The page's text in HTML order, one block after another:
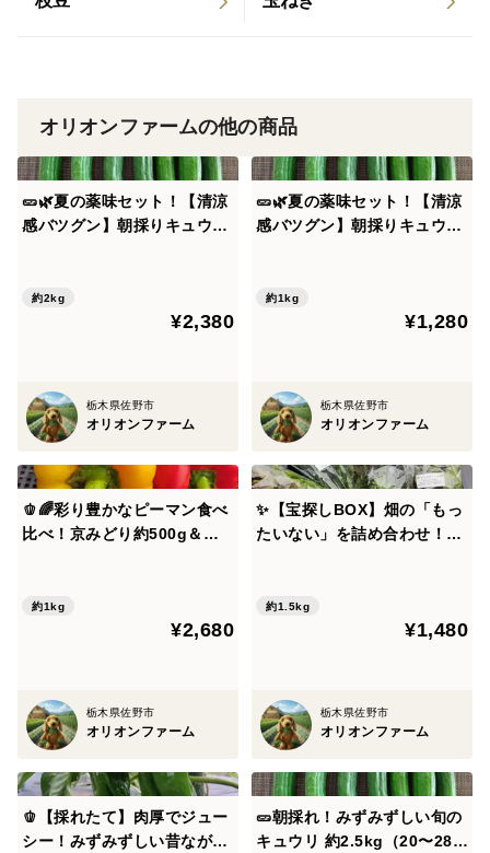
パスタ
茎がしっかりしている場合は、少し長めに茹でるか、
ピーラーで茎の皮をさっと剥くと、アスパラのようなホ
クホクとした食感でさらに美味しく召し上がれます。
⚠️ 注意事項
・花が咲いたものも含まれます
すので、それぞれの表情をお楽しみください。）
・茎にしっかりした部分が含まれます
（茎の一部硬さを感じる場合がございます。加熱調理
（茹でる・焼く・揚げる）をしていただくことで、甘み
が引き立ち美味しくお召し上がりいただけます。）
花に虫食いや小さな虫が付着している場合がございます
（リフレッシュ方法： お手元に届きましたら、まずは
冷水にさらして水分を補給してあげてください。本来の
鮮度が戻りやすくなり、より美味しくお召し上がりいた
だけます。）
オリオンファームの他の商品
🥒🌿夏の薬味セット！【清涼
感バツグン】朝採りキュウリ
冷やし麺・サラダに｜農薬・
約2kg
¥2,380
栃木県佐野市
オリオンファーム
🥒🌿夏の薬味セット！【清涼
感バツグン】朝採りキュウリ
冷やし麺・サラダに｜農薬・
約1kg
¥1,280
栃木県佐野市
オリオンファーム
🫑🌈彩り豊かなピーマン食べ
比べ！京みどり約500g＆カ
約1kg
¥2,680
栃木県佐野市
オリオンファーム
✨【宝探しBOX】畑の「もっ
たいない」を詰め合わせ！も
せ便（Mサイズ）✨【朝ど
れ】農薬・化成肥料不使用
約1.5kg
¥1,480
栃木県佐野市
オリオンファーム
🫑【採れたて】肉厚でジュー
シー！みずみずしい昔ながら
🥒朝採れ！みずみずしい旬の
キュウリ 約2.5kg（20〜28本